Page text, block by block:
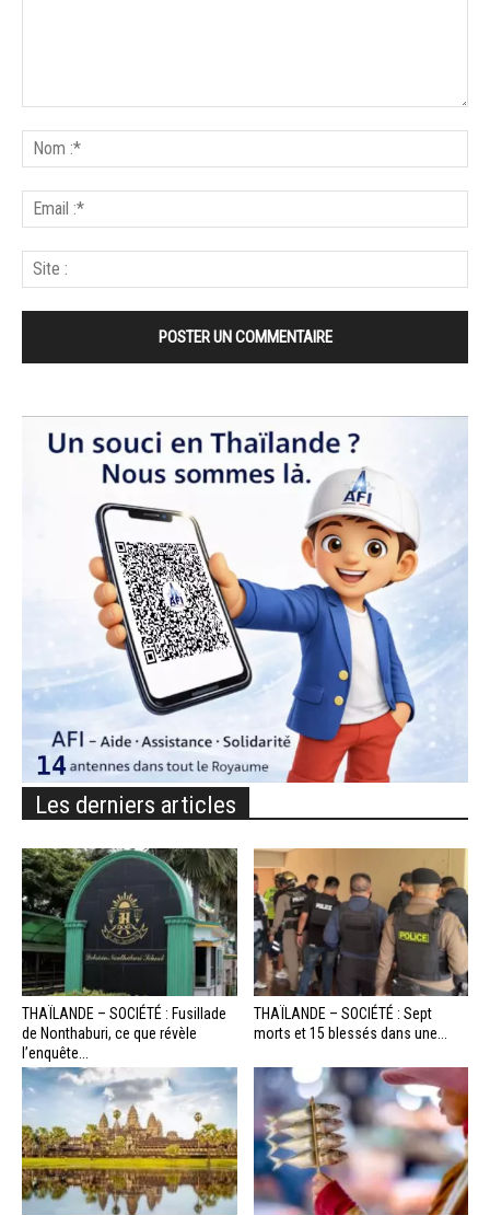
Les derniers articles
THAÏLANDE – SOCIÉTÉ : Fusillade
de Nonthaburi, ce que révèle
l’enquête...
THAÏLANDE – SOCIÉTÉ : Sept
morts et 15 blessés dans une...